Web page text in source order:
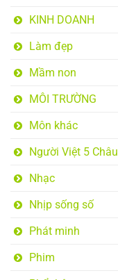
KINH DOANH
Làm đẹp
Mầm non
MÔI TRƯỜNG
Môn khác
Người Việt 5 Châu
Nhạc
Nhịp sống số
Phát minh
Phim